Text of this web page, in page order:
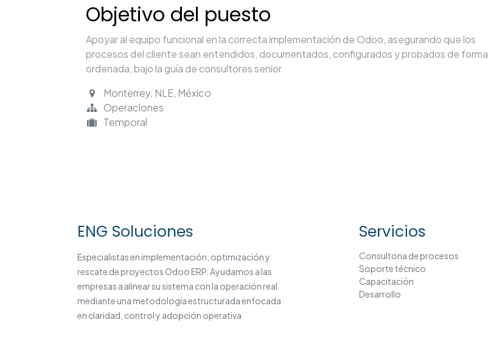
Objetivo del puesto
Apoyar al equipo funcional en la correcta implementación de Odoo, asegurando que los
procesos del cliente sean entendidos, documentados, configurados y probados de forma
ordenada, bajo la guía de consultores senior.
Monterrey, NLE, México
Operaciones
Temporal
ENG Soluciones
Especialistas en implementación, optimización y
rescate de proyectos Odoo ERP. Ayudamos a las
empresas a alinear su sistema con la operación real
mediante una metodología estructurada enfocada
en claridad, control y adopción operativa
Servicios
Consultoria de procesos​
Soporte técnico
Capacitación
Desarrollo